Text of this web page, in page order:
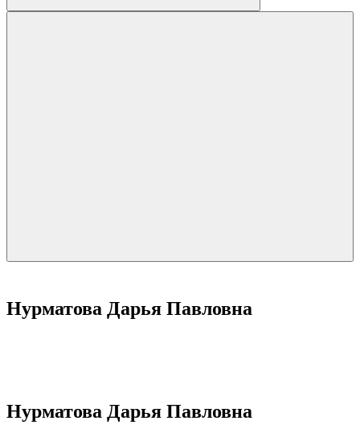
Нурматова Дарья Павловна
Нурматова Дарья Павловна